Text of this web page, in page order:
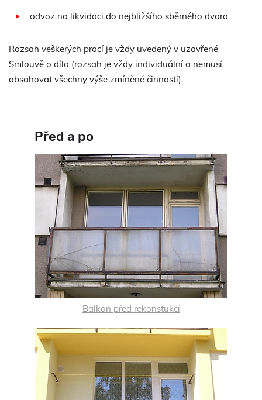
odvoz na likvidaci do nejbližšího sběrného dvora
Rozsah veškerých prací je vždy uvedený v uzavřené
Smlouvě o dílo (rozsah je vždy individuální a nemusí
obsahovat všechny výše zmíněné činnosti).
Před a po
Balkon před rekonstukcí